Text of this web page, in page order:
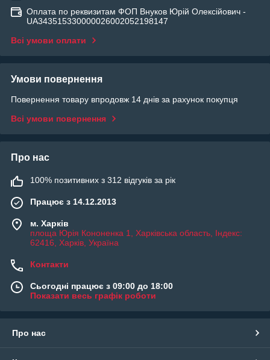
Оплата по реквизитам ФОП Внуков Юрій Олексійович -
UA343515330000026002052198147
Всі умови оплати
Умови повернення
Повернення товару впродовж 14 днів за рахунок покупця
Всі умови повернення
Про нас
100% позитивних з 312 відгуків за рік
Працює з 14.12.2013
м. Харків
площа Юрія Кононенка 1, Харківська область, Індекс:
62416, Харків, Україна
Контакти
Сьогодні працює з 09:00 до 18:00
Показати весь графік роботи
Про нас